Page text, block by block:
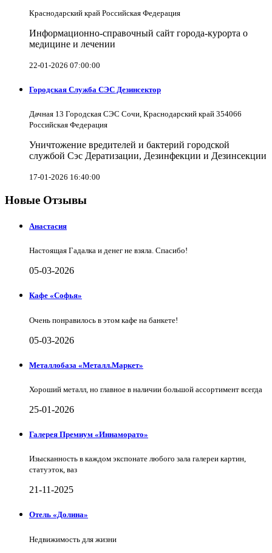
Краснодарский край Российская Федерация
Информационно-справочный сайт города-курорта о
медицине и лечении
22-01-2026 07:00:00
Городская Служба СЭС Дезинсектор
Дачная 13 Городская СЭС Сочи, Краснодарский край 354066
Российская Федерация
Уничтожение вредителей и бактерий городской
службой Сэс Дератизации, Дезинфекции и Дезинсекции
17-01-2026 16:40:00
Новые Отзывы
Анастасия
Настоящая Гадалка и денег не взяла. Спасибо!
05-03-2026
Кафе «Софья»
Очень понравилось в этом кафе на банкете!
05-03-2026
Металлобаза «Металл.Маркет»
Хороший металл, но главное в наличии большой ассортимент всегда
25-01-2026
Галерея Премиум «Иннаморато»
Изысканность в каждом экспонате любого зала галереи картин,
статуэток, ваз
21-11-2025
Отель «Долина»
Недвижимость для жизни